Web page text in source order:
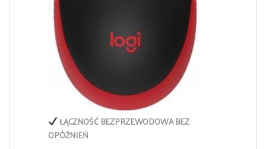
ŁĄCZNOŚĆ BEZPRZEWODOWA BEZ
OPÓŹNIEŃ